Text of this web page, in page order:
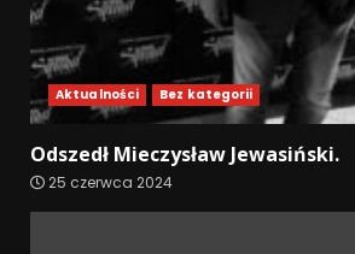
Aktualności Bez kategorii
Odszedł Mieczysław Jewasiński.
25 czerwca 2024